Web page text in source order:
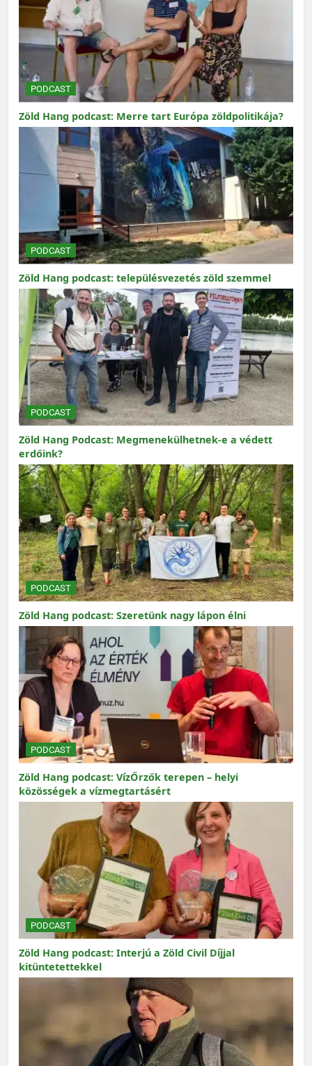
PODCAST
Zöld Hang podcast: Merre tart Európa zöldpolitikája?
PODCAST
Zöld Hang podcast: településvezetés zöld szemmel
PODCAST
Zöld Hang Podcast: Megmenekülhetnek-e a védett
erdőink?
PODCAST
Zöld Hang podcast: Szeretünk nagy lápon élni
PODCAST
Zöld Hang podcast: VízŐrzők terepen – helyi
közösségek a vízmegtartásért
PODCAST
Zöld Hang podcast: Interjú a Zöld Civil Díjjal
kitüntetettekkel